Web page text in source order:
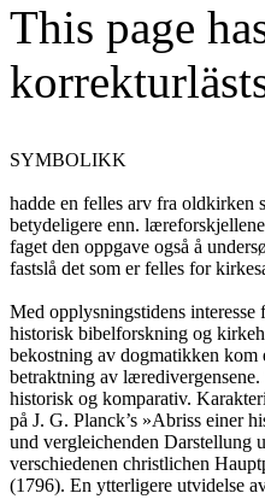
This page
SYMBOLIKK
hadde en felles arv fra oldkirken
betydeligere enn.
faget den oppgave også å
fastslå det som er felles for
Med opplysningstidens interesse
historisk bibelforskning og
bekostning av dogmatikken kom
betraktning av læredivergensene.
historisk og komparativ.
på J. G. Planck’s »Abriss einer
und vergleichenden Darstellung
verschiedenen christlichen
(1796). En ytterligere utvidelse